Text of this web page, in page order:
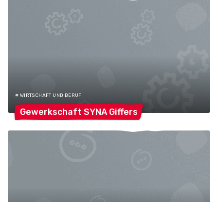
# WIRTSCHAFT UND BERUF
Gewerkschaft SYNAGiffers